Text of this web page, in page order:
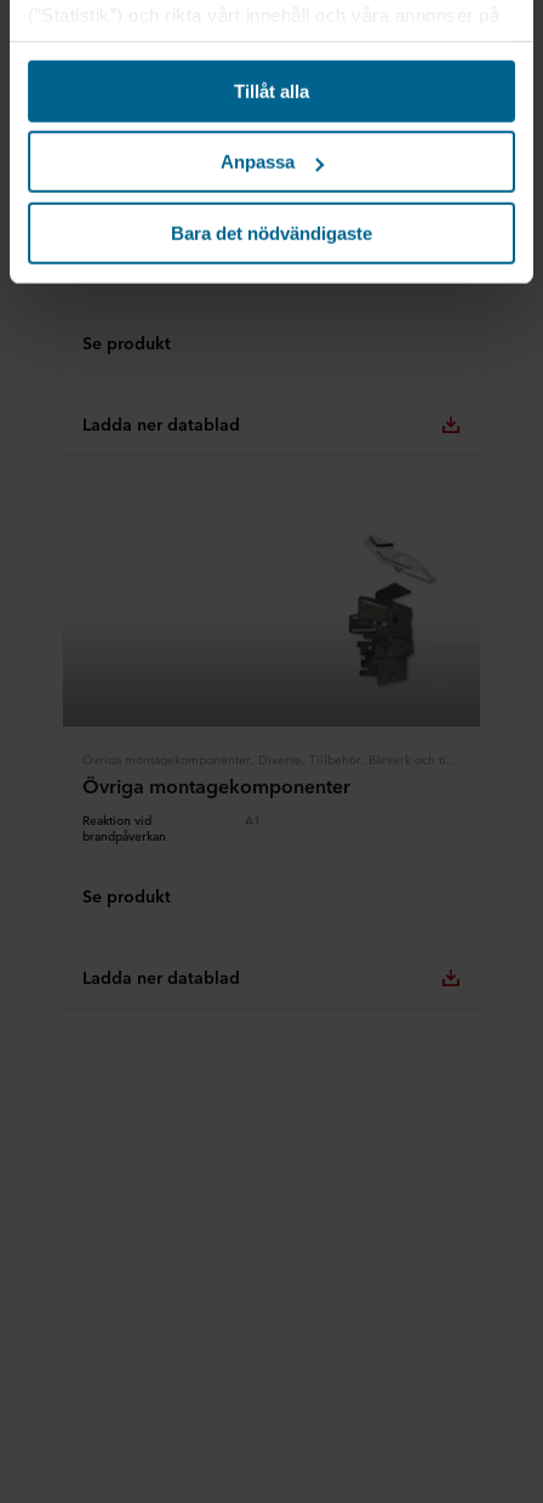
sociala medier och externa webbplatser baserat på ditt
beteende på våra webbplatser (”Marknadsföring”).
Information om din användning av våra webbplatser kan
komma att lämnas ut till våra sociala medie-, reklam- och
uppgifter med annan information som de har fått tidigare
eller som de har samlat in genom din användning av
deras tjänster. Denna partner kan vara etablerad i osäkra
tredjeländer, inklusive USA, och genom att acceptera
cookies för denna överföring är du också införstådd med
som i EU/EES.
beskrivningar av den information som samlas in, vem
Du kan när som helst återkalla ditt samtycke eller ändra
ditt samtycke genom att klicka på cookie-ikonen längst
ned på webbplatsen. Läs mer om vår användning av
cookies i avsnittet ”Om oss” och om vår behandling av
personuppgiftsansvarig för dina personuppgifter.
Tillåt alla
Anpassa
Bara det nödvändigaste
Rockfon® Light Frame
Se produkt
Ladda ner datablad
Övriga montagekomponenter
Reaktion vid
brandpåverkan
A1
Se produkt
Ladda ner datablad